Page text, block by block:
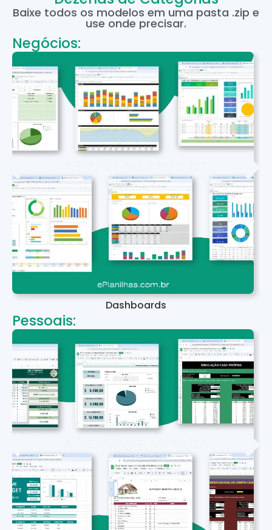
Baixe todos os modelos em uma pasta .zip e
use onde precisar.
Negócios:
Dashboards
Pessoais: